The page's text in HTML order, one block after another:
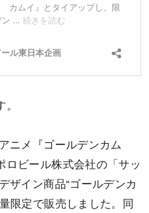
ニメ『ゴールデンカム
ロビール株式会社の「サッ
ザイン商品“ゴールデンカ
限定で販売しました。同